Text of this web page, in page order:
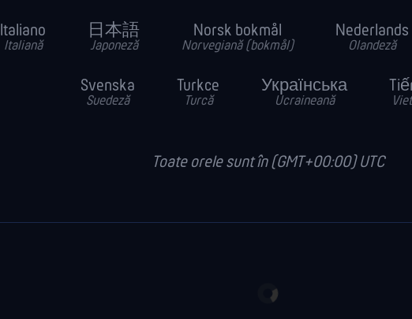
Italiano
Italiană
日本語
Japoneză
Norsk bokmål
Norvegiană (bokmål)
Nederlands
Olandeză
Svenska
Suedeză
Turkce
Turcă
Українська
Ucraineană
Toate orele sunt în (GMT+00:00) UTC